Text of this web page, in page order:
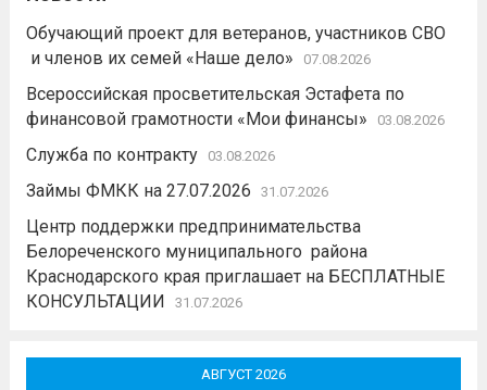
Обучающий проект для ветеранов, участников СВО
и членов их семей «Наше дело»
07.08.2026
Всероссийская просветительская Эстафета по
финансовой грамотности «Мои финансы»
03.08.2026
Служба по контракту 03.08.2026
Займы ФМКК на 27.07.2026 31.07.2026
Центр поддержки предпринимательства
Белореченского муниципального района
Краснодарского края приглашает на БЕСПЛАТНЫЕ
КОНСУЛЬТАЦИИ
31.07.2026
АВГУСТ 2026